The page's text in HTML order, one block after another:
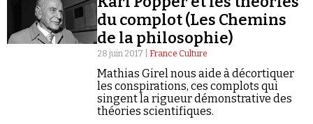
Émissions
Revues de presse
du complot (Les Chemins
de la philosophie)
28 juin 2017 | France Culture
Mathias Girel nous aide à décortiquer
les conspirations, ces complots qui
singent la rigueur démonstrative des
théories scientifiques.